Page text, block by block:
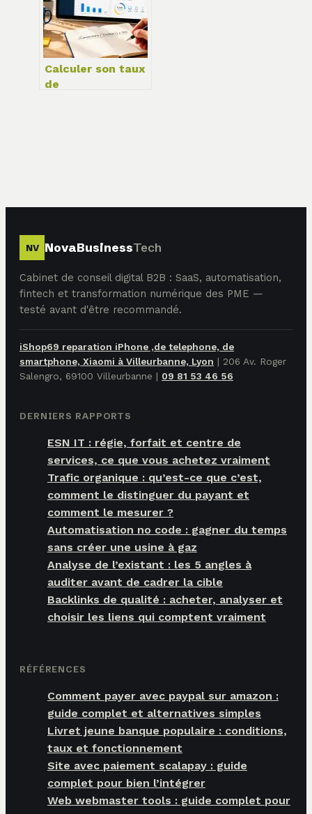
moteur de
croissance
Calculer son taux
de
NV NovaBusinessTech
Cabinet de conseil digital B2B : SaaS, automatisation,
fintech et transformation numérique des PME —
testé avant d'être recommandé.
iShop69 reparation iPhone ,de telephone, de
smartphone, Xiaomi à Villeurbanne, Lyon | 206 Av. Roger
Salengro, 69100 Villeurbanne | 09 81 53 46 56
DERNIERS RAPPORTS
ESN IT : régie, forfait et centre de
services, ce que vous achetez vraiment
Trafic organique : qu’est-ce que c’est,
comment le distinguer du payant et
comment le mesurer ?
Automatisation no code : gagner du temps
sans créer une usine à gaz
Analyse de l’existant : les 5 angles à
auditer avant de cadrer la cible
Backlinks de qualité : acheter, analyser et
choisir les liens qui comptent vraiment
RÉFÉRENCES
Comment payer avec paypal sur amazon :
guide complet et alternatives simples
Livret jeune banque populaire : conditions,
taux et fonctionnement
Site avec paiement scalapay : guide
complet pour bien l’intégrer
Web webmaster tools : guide complet pour